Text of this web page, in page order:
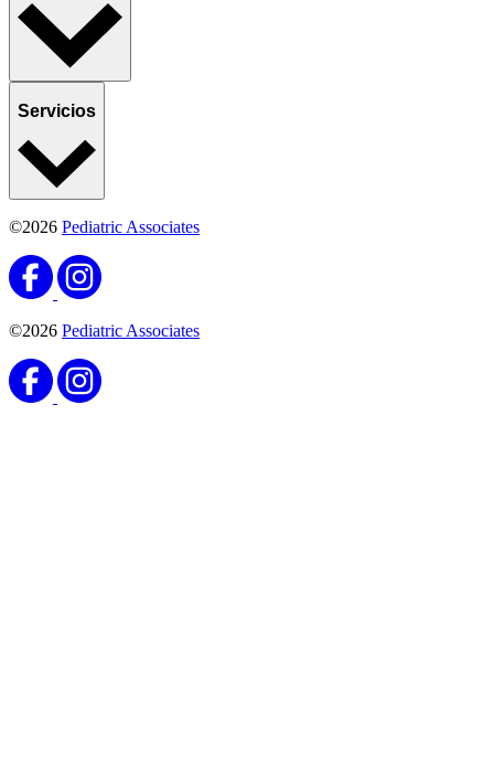
Servicios
©2026 Pediatric Associates
©2026 Pediatric Associates